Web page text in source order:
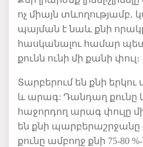
ոչ միայն տևողությամբ․
պայման է նաև քնի
հասկանալու համար
քունն ունի մի քանի փուլ։
Տարբերում են քնի երկու
և արագ: Դանդաղ քունը
հաջորդող արագ փուլը
են քնի պարբերաշրջանը
քունը ամբողջ քնի 75-80 %-